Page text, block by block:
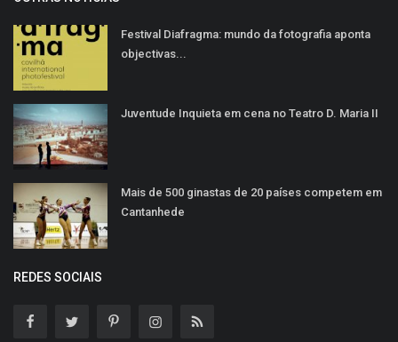
Festival Diafragma: mundo da fotografia aponta
objectivas...
Juventude Inquieta em cena no Teatro D. Maria II
Mais de 500 ginastas de 20 países competem em
Cantanhede
REDES SOCIAIS